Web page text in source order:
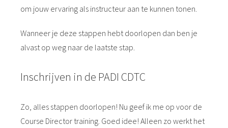
om jouw ervaring als instructeur aan te kunnen tonen.
Wanneer je deze stappen hebt doorlopen dan ben je
alvast op weg naar de laatste stap.
Inschrijven in de PADI CDTC
Zo, alles stappen doorlopen! Nu geef ik me op voor de
Course Director training. Goed idee! Alleen zo werkt het